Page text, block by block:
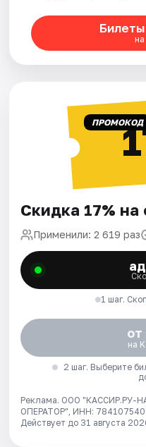
на
ПРОМОКОД
Скидка 17%
Применили: 2 619 раз
1 шаг.
на
2 шаг. Выберите
Реклама. ООО
ОПЕРАТОР", ИНН:
Действует до 31 августа